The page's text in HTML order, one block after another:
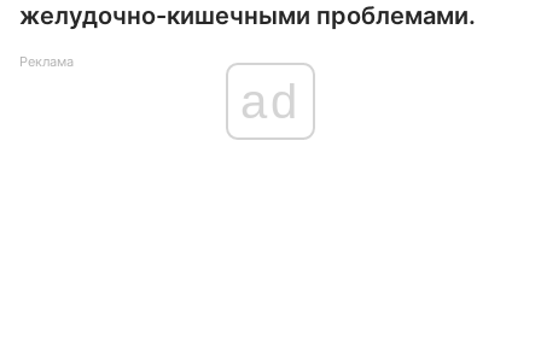
желудочно-кишечными проблемами.
Реклама
ad